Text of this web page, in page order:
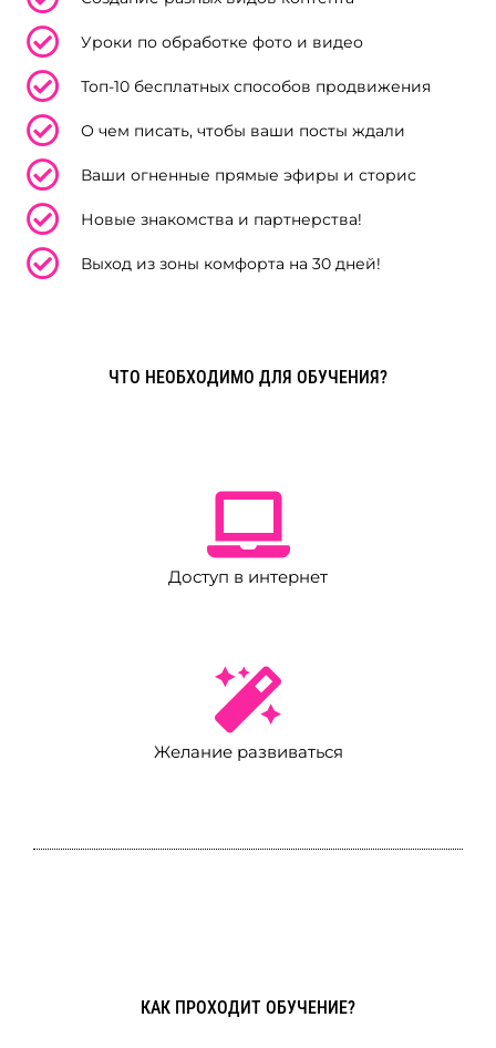
Уроки по обработке фото и видео
Топ-10 бесплатных способов продвижения
О чем писать, чтобы ваши посты ждали
Ваши огненные прямые эфиры и сторис
Новые знакомства и партнерства!
Выход из зоны комфорта на 30 дней!
ЧТО НЕОБХОДИМО ДЛЯ ОБУЧЕНИЯ?
Доступ в интернет
Желание развиваться
КАК ПРОХОДИТ ОБУЧЕНИЕ?